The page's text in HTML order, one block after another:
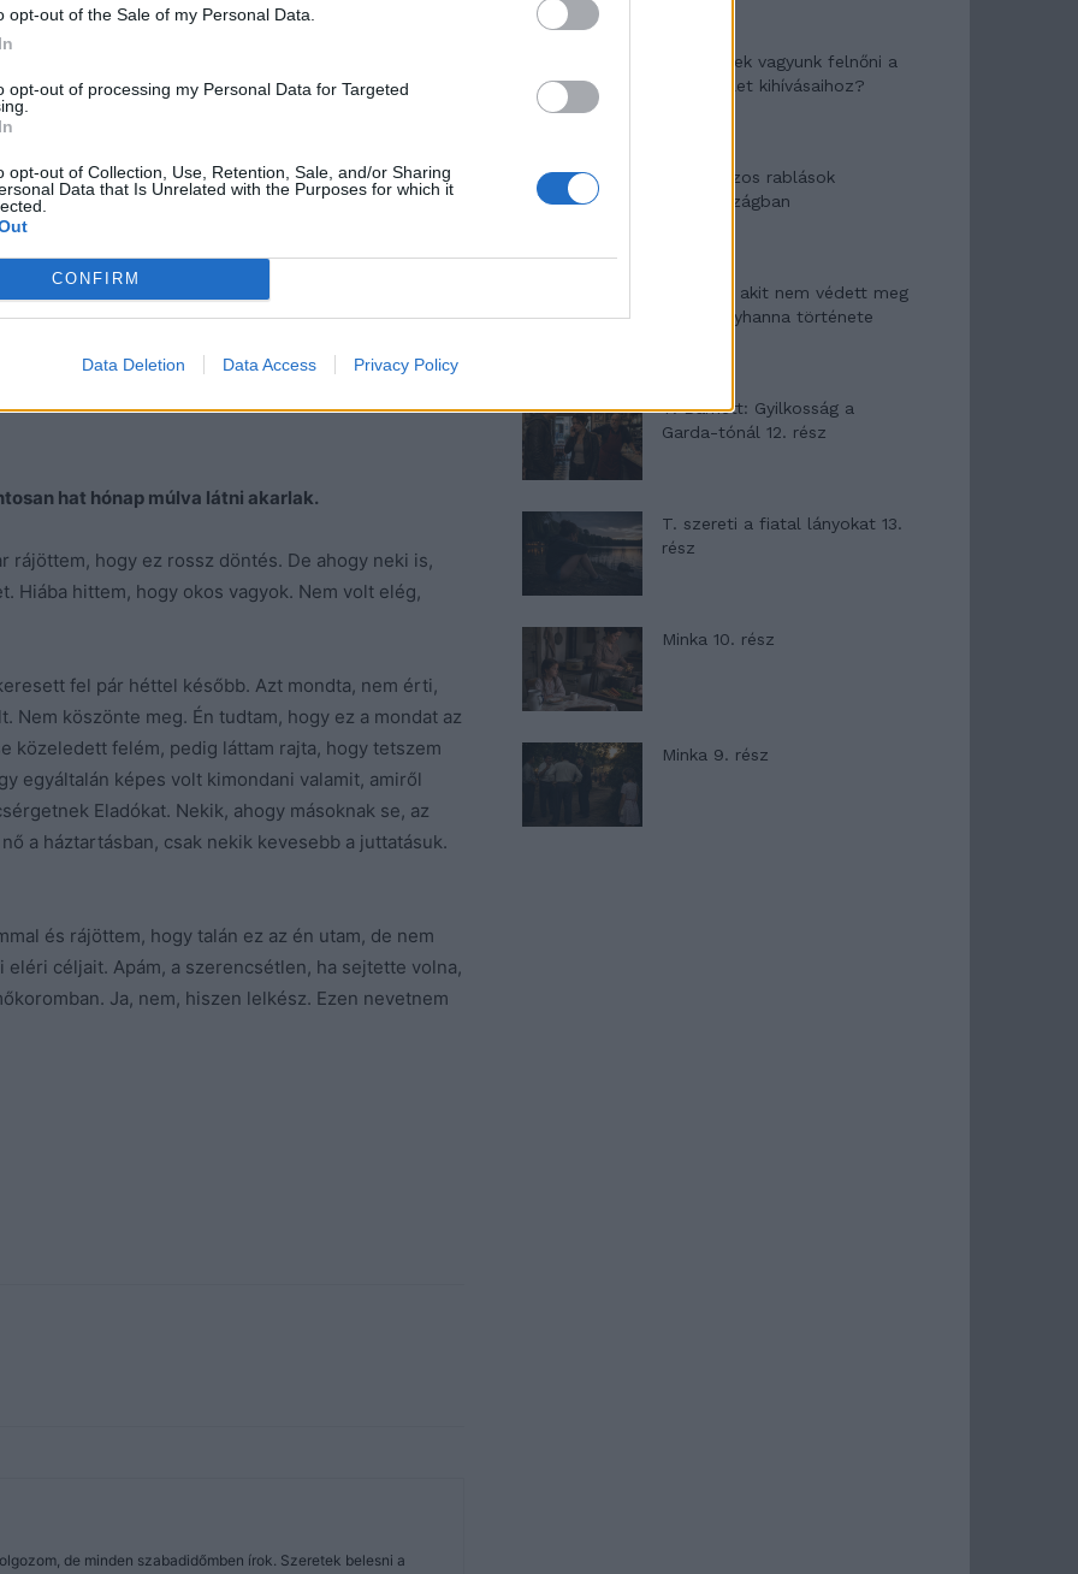
opt-out of the Sale of my Personal Data.
opt-out of processing my Personal Data for Targeted
opt-out of Collection, Use, Retention, Sale, and/or Sharing
Data that Is Unrelated with the Purposes for which it
CONFIRM
Data Deletion Data Access Privacy Policy
lehet javítani. És te képes vagy rá! Tedd meg!
kis munkával jóval több önbizalmad
Vagy ez amolyan szokványos duma?
se nálad, se apádnál! Tudom, hogy több van
fogok, nem vagyok az anyád.
vetett az elszántság.
hat hónap múlva látni akarlak.
rájöttem, hogy ez rossz döntés. De ahogy neki is,
Hiába hittem, hogy okos vagyok. Nem volt elég,
fel pár héttel később. Azt mondta, nem érti,
Nem köszönte meg. Én tudtam, hogy ez a mondat az
közeledett felém, pedig láttam rajta, hogy tetszem
egyáltalán képes volt kimondani valamit, amiről
Eladókat. Nekik, ahogy másoknak se, az
a háztartásban, csak nekik kevesebb a juttatásuk.
és rájöttem, hogy talán ez az én utam, de nem
eléri céljait. Apám, a szerencsétlen, ha sejtette volna,
Ja, nem, hiszen lelkész. Ezen nevetnem
de minden szabadidőmben írok. Szeretek belesni a
Képtelenek vagyunk felnőni a
felnőtt élet kihívásaihoz?
Altatógázos rablások
Olaszországban
A kislány, akit nem védett meg
senki – Lyhanna története
T. Barnett: Gyilkosság a
Garda-tónál 12. rész
T. szereti a fiatal lányokat 13.
rész
Minka 10. rész
Minka 9. rész